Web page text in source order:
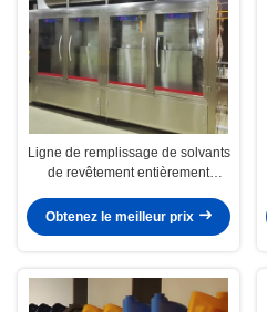
Ligne de remplissage de solvants
de revêtement entièrement
couverture et d'étiquetage
Obtenez le meilleur prix